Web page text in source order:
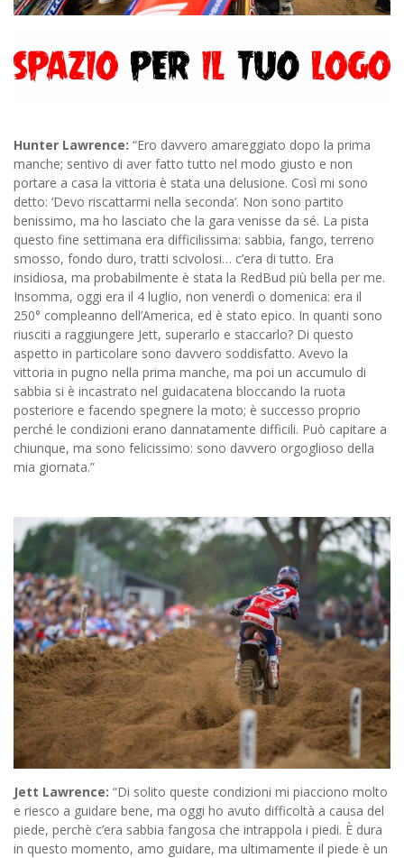
Hunter Lawrence: “Ero davvero amareggiato dopo la prima
manche; sentivo di aver fatto tutto nel modo giusto e non
portare a casa la vittoria è stata una delusione. Così mi sono
detto: ‘Devo riscattarmi nella seconda’. Non sono partito
benissimo, ma ho lasciato che la gara venisse da sé. La pista
questo fine settimana era difficilissima: sabbia, fango, terreno
smosso, fondo duro, tratti scivolosi… c’era di tutto. Era
insidiosa, ma probabilmente è stata la RedBud più bella per me.
Insomma, oggi era il 4 luglio, non venerdì o domenica: era il
250° compleanno dell’America, ed è stato epico. In quanti sono
riusciti a raggiungere Jett, superarlo e staccarlo? Di questo
aspetto in particolare sono davvero soddisfatto. Avevo la
vittoria in pugno nella prima manche, ma poi un accumulo di
sabbia si è incastrato nel guidacatena bloccando la ruota
posteriore e facendo spegnere la moto; è successo proprio
perché le condizioni erano dannatamente difficili. Può capitare a
chiunque, ma sono felicissimo: sono davvero orgoglioso della
mia giornata.”
Jett Lawrence: “Di solito queste condizioni mi piacciono molto
e riesco a guidare bene, ma oggi ho avuto difficoltà a causa del
piede, perchè c’era sabbia fangosa che intrappola i piedi. È dura
in questo momento, amo guidare, ma ultimamente il piede è un